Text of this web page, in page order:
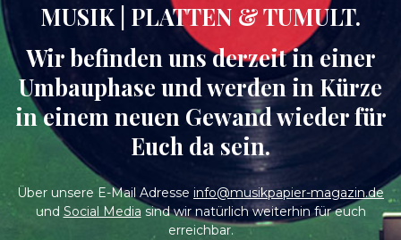
MUSIK | PLATTEN & TUMULT.
Wir befinden uns derzeit in einer
Umbauphase und werden in Kürze
in einem neuen Gewand wieder für
Euch da sein.
Über unsere E-Mail Adresse info@musikpapier-magazin.de
und Social Media sind wir natürlich weiterhin für euch
erreichbar.